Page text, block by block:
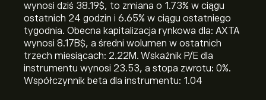
wynosi dziś 38.19‎$‎, to zmiana o ‎1.73‎% w ciągu
ostatnich 24 godzin i ‎6.65‎% w ciągu ostatniego
tygodnia. Obecna kapitalizacja rynkowa dla: AXTA
wynosi 8.17B‎$‎, a średni wolumen w ostatnich
trzech miesiącach: 2.22M. Wskaźnik P/E dla
instrumentu wynosi 23.53, a stopa zwrotu: 0%.
Współczynnik beta dla instrumentu: 1.04